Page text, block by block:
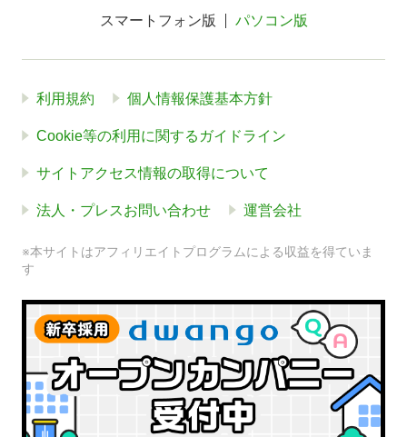
スマートフォン版 パソコン版
利用規約 個人情報保護基本方針
Cookie等の利用に関するガイドライン
サイトアクセス情報の取得について
法人・プレスお問い合わせ 運営会社
※本サイトはアフィリエイトプログラムによる収益を得ていま
す